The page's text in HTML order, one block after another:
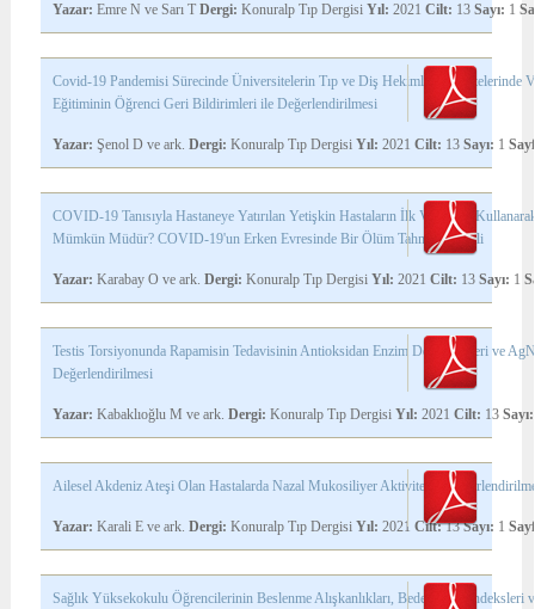
Yazar: Emre N ve Sarı T Dergi: Konuralp Tıp Dergisi Yıl: 2021 Cilt: 13 Sayı: 1
Covid-19 Pandemisi Sürecinde Üniversitelerin Tıp ve Diş Hekimliği Fakültelerinde
Eğitiminin Öğrenci Geri Bildirimleri ile Değerlendirilmesi
Yazar: Şenol D ve ark. Dergi: Konuralp Tıp Dergisi Yıl: 2021 Cilt: 13 Sayı: 1
COVID-19 Tanısıyla Hastaneye Yatırılan Yetişkin Hastaların İlk Verilerini
Mümkün Müdür? COVID-19'un Erken Evresinde Bir Ölüm Tahmin Modeli
Yazar: Karabay O ve ark. Dergi: Konuralp Tıp Dergisi Yıl: 2021 Cilt: 13 Sayı: 1
Testis Torsiyonunda Rapamisin Tedavisinin Antioksidan Enzim Değişiklikleri ve
Değerlendirilmesi
Yazar: Kabaklıoğlu M ve ark. Dergi: Konuralp Tıp Dergisi Yıl: 2021 Cilt: 13 Sayı:
Ailesel Akdeniz Ateşi Olan Hastalarda Nazal Mukosiliyer Aktivitenin
Yazar: Karali E ve ark. Dergi: Konuralp Tıp Dergisi Yıl: 2021 Cilt:13Sayı: 1
Sağlık Yüksekokulu Öğrencilerinin Beslenme Alışkanlıkları, Beden Kitle İndeksleri